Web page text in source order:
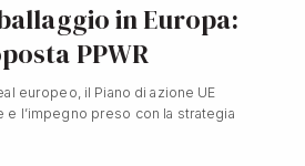
in Europa:
PPWR
europeo, il Piano di azione UE
e l’impegno preso con la strategia